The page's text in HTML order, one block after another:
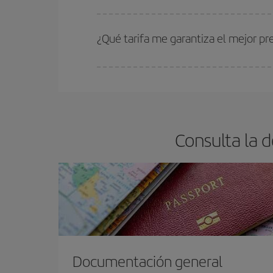
estén disponibles o se vayan agotando. Por
¿Qué tarifa me garantiza el mejor
Consulta la
Documentación general